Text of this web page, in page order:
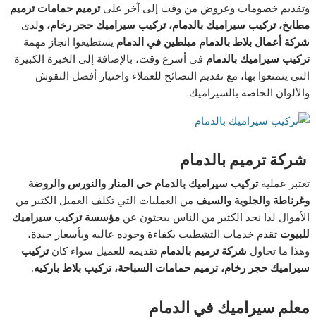
وتقديم خصومات وعروض من وقت إلى آخر علىترميم حمامات ترميم
مطابخ، تركيب سيراميك بالدمام، تركيب سيراميك حجر رخام، ولدى
شركة أعمال بلاط بالدمام مبلطين في الدمام يستطيعوا انجاز مهمة
تركيب سيراميك بالدمام في أسرع وقت، بالإضافة إلى الخبرة الكبيرة
التي يتمتعوا بها، مع تقديم النصائح للعملاء واختيار أفضل النقوش
والألوان الخاصة بالسيراميك.
شركة ترميم بالدمام
تعتبر عمليةتركيب سيراميك بالدمام حى المنار والنورس والروضة
وغرناطة والجلوية والسيف من العمليات التي تكلف العميل الكثير من
الأموال لذا نجد الكثير من الناس يبحثون عنمؤسسة تركيب سيراميك
للبيوتتقدم خدمات التشطيب بكفاءة وجوده عاليه وبأسعار جيدة،
وهذا ما تحاول شركة ترميم بالدمامتقديمه للعميل سواء كانتركيب
سيراميك حجر رخام، ترميم حمامات السباحة، تركيب بلاط باركيه.
معلم سيراميك في الدمام